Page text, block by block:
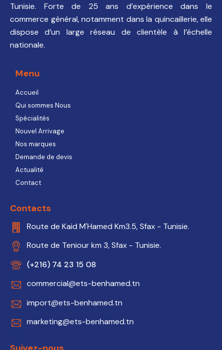
Tunisie. Forte de 25 ans d’expérience dans le
commerce général, notamment dans la quincaillerie, elle
dispose d’un large réseau de clientèle à l’échelle
nationale.
Menu
Accueil
Qui sommes Nous
Spécialités
Nouvel Arrivage
Nos marques
Demande de devis
Actualité
Contact
Contacts
Route de Kaid M'Hamed Km3.5, Sfax - Tunisie.
Route de Teniour km 3, Sfax - Tunisie.
(+216) 74 23 15 08
commercial@ets-benhamed.tn
import@ets-benhamed.tn
marketing@ets-benhamed.tn